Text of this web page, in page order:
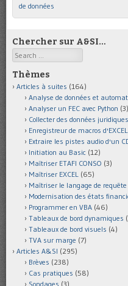
de données
Chercher sur A&SI…
Search
Thèmes
Articles à suites (164)
Analyse de données et
Analyser un FEC avec Python (3)
Collecter des données
Enregistreur de macros d'EXCEL
Extraire les pistes audio d'un
Initiation au Basic (12)
Maîtriser ETAFI CONSO (3)
Maîtriser EXCEL (65)
Maîtriser le langage de requête
Modernisation des états
Programmer en VBA (46)
Tableaux de bord dynamiques
Tableaux de bord visuels (4)
TVA sur marge (7)
Articles A&SI (295)
Brèves (238)
Cas pratiques (58)
Sondages (3)